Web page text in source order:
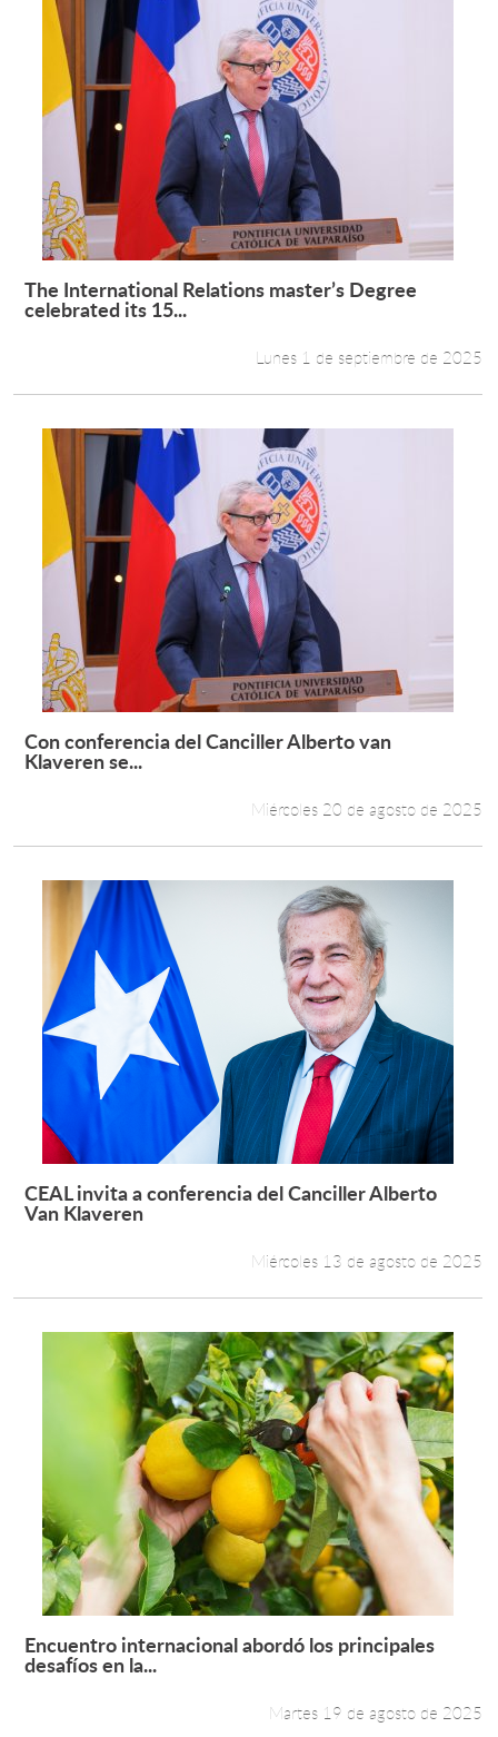
Leer más +
The International Relations master’s Degree
celebrated its 15...
Lunes 1 de septiembre de 2025
Leer más +
Con conferencia del Canciller Alberto van
Klaveren se...
Miércoles 20 de agosto de 2025
Leer más +
CEAL invita a conferencia del Canciller Alberto
Van Klaveren
Miércoles 13 de agosto de 2025
Leer más +
Encuentro internacional abordó los principales
desafíos en la...
Martes 19 de agosto de 2025